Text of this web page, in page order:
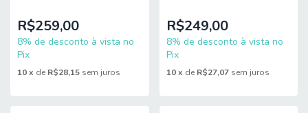
R$259,00
8% de desconto à vista no
Pix
10x de R$28,15 sem juros
R$249,00
8% de desconto à vista no
Pix
10 x de R$27,07 sem juros